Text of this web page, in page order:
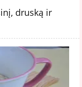
druską ir